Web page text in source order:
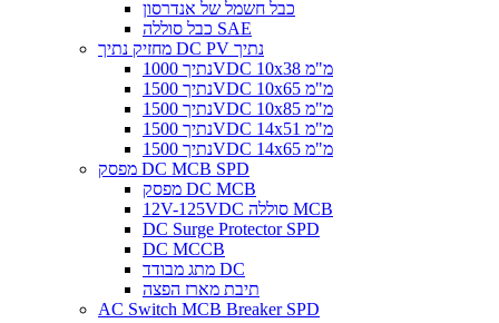
כבל חשמל של אנדרסון
כבל סוללה SAE
מחזיק נתיך DC PV נתיך
נתיך 1000VDC 10x38 מ"מ
נתיך 1500VDC 10x65 מ"מ
נתיך 1500VDC 10x85 מ"מ
נתיך 1500VDC 14x51 מ"מ
נתיך 1500VDC 14x65 מ"מ
מפסק DC MCB SPD
מפסק DC MCB
12V-125VDC סוללה MCB
DC Surge Protector SPD
DC MCCB
מתג מבודד DC
תיבת מארז הפצה
AC Switch MCB Breaker SPD